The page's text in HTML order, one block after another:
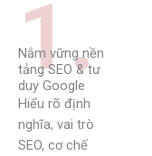
1.
Nắm vững nền
tảng SEO & tư
duy Google
Hiểu rõ định
nghĩa, vai trò
SEO, cơ chế